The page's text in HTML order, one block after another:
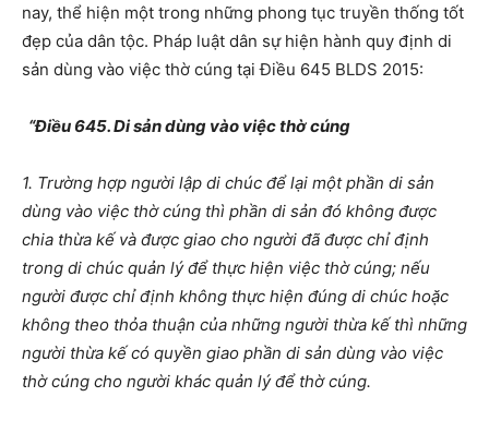
nay, thể hiện một trong những phong tục truyền thống tốt
đẹp của dân tộc. Pháp luật dân sự hiện hành quy định di
sản dùng vào việc thờ cúng tại Điều 645 BLDS 2015:
“Điều 645. Di sản dùng vào việc thờ cúng
1. Trường hợp người lập di chúc để lại một phần di sản
dùng vào việc thờ cúng thì phần di sản đó không được
chia thừa kế và được giao cho người đã được chỉ định
trong di chúc quản lý để thực hiện việc thờ cúng; nếu
người được chỉ định không thực hiện đúng di chúc hoặc
không theo thỏa thuận của những người thừa kế thì những
người thừa kế có quyền giao phần di sản dùng vào việc
thờ cúng cho người khác quản lý để thờ cúng.